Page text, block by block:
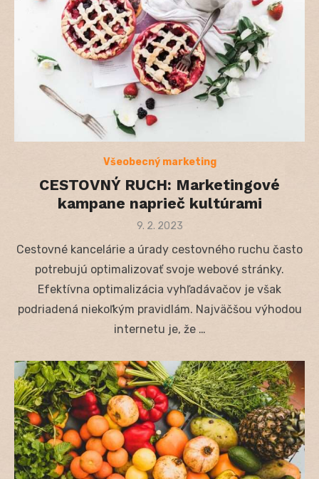
Všeobecný marketing
CESTOVNÝ RUCH: Marketingové
kampane naprieč kultúrami
Posted
9. 2. 2023
Cestovné kancelárie a úrady cestovného ruchu často
potrebujú optimalizovať svoje webové stránky.
Efektívna optimalizácia vyhľadávačov je však
podriadená niekoľkým pravidlám. Najväčšou výhodou
internetu je, že …